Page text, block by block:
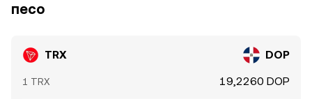
песо
TRX DOP
1 TRX 19,2260 DOP